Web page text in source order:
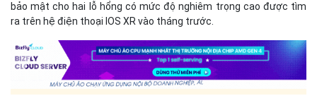
bảo mật cho hai lỗ hổng có mức độ nghiêm trọng cao được tìm
ra trên hệ điện thoại IOS XR vào tháng trước.